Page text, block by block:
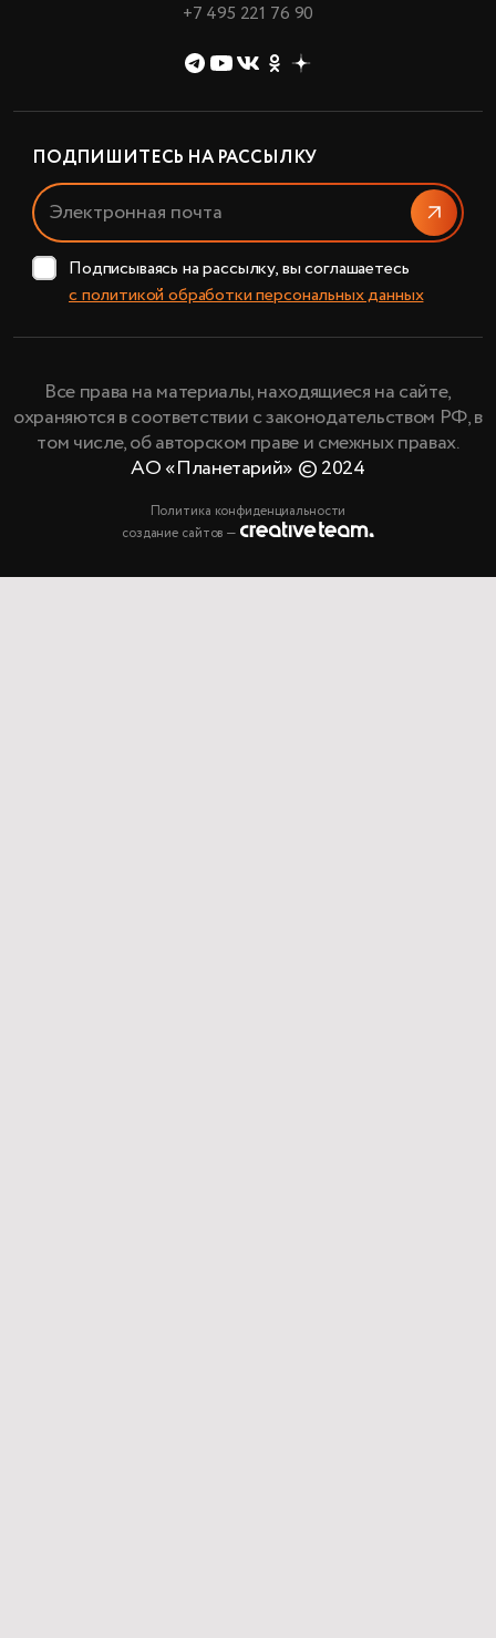
+7 495 221 76 90
ПОДПИШИТЕСЬ НА РАССЫЛКУ
Подписываясь на рассылку, вы соглашаетесь
с политикой обработки персональных данных
Все права на материалы, находящиеся на сайте,
охраняются в соответствии с законодательством РФ, в
том числе, об авторском праве и смежных правах.
АО «Планетарий» © 2024
Политика конфиденциальности
создание сайтов —